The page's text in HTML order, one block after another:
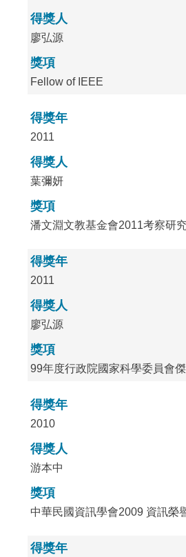
得獎人
廖弘源
獎項
Fellow of IEEE
得獎年
2011
得獎人
葉彌妍
獎項
潘文淵文教基金會2011考察研
得獎年
2011
得獎人
廖弘源
獎項
99年度行政院國家科學委員會
得獎年
2010
得獎人
游本中
獎項
中華民國資訊學會2009 資訊榮
得獎年